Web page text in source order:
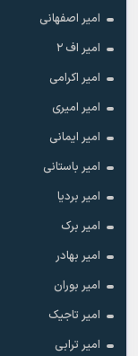
امیر اصفهانی
امیر اف ۲
امیر اکرامی
امیر امیری
امیر ایمانی
امیر باستانی
امیر بردیا
امیر برک
امیر بهادر
امیر بوران
امیر تاجیک
امیر ترابی